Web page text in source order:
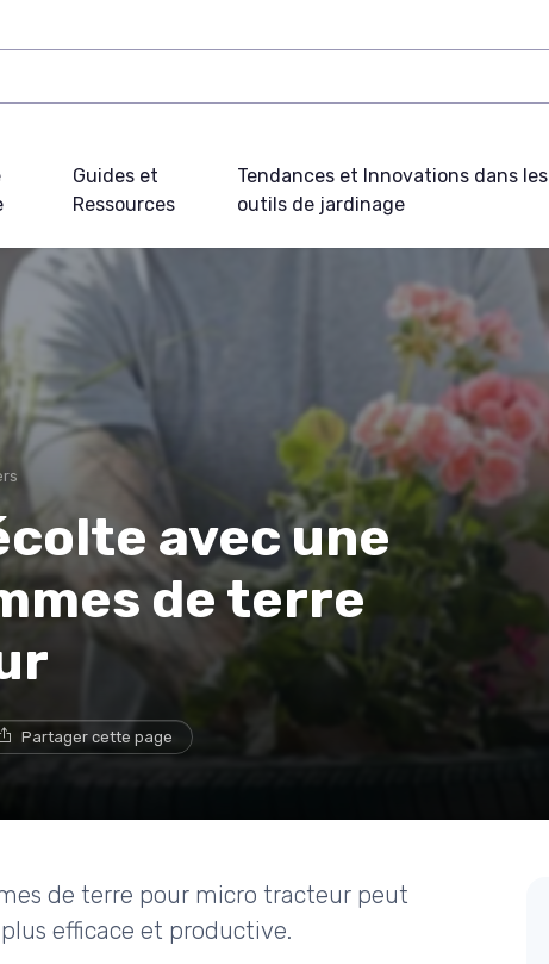
Guides et
Ressources
Tendances et Innovations dans les
outils de jardinage
avec une
de terre
Partager cette page
de terre pour micro tracteur peut
efficace et productive.